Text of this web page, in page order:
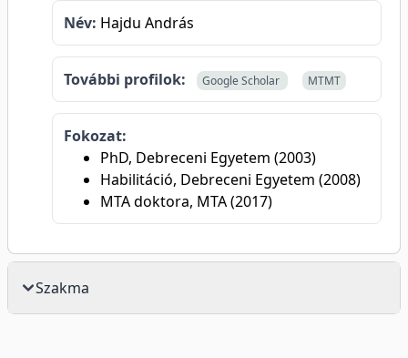
Név: Hajdu András
További profilok: Google Scholar MTMT
Fokozat:
PhD, Debreceni Egyetem (2003)
Habilitáció, Debreceni Egyetem (2008)
MTA doktora, MTA (2017)
Szakma